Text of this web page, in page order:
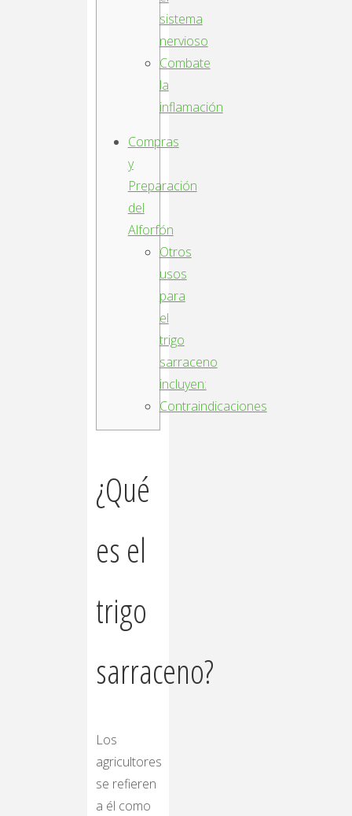
sistema
nervioso
Combate
la
inflamación
Compras
y
Preparación
del
Alforfón
Otros
usos
para
el
trigo
sarraceno
incluyen:
Contraindicaciones
¿Qué
es el
trigo
sarraceno?
Los
agricultores
se refieren
a él como